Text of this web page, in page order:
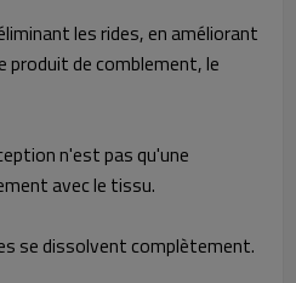
les rides, en améliorant
produit de comblement, le
n'est pas qu'une
avec le tissu.
se dissolvent complètement.